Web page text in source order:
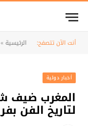
أنت الآن تتصفح: الرئيسية»
أخبار دولية
المغرب ضيف
لتاريخ الفن